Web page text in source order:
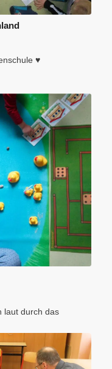
♥
laut durch das